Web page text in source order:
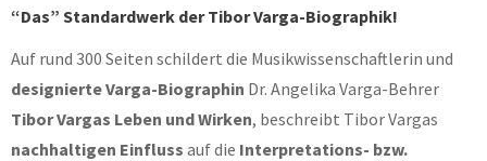
“Das” Standardwerk der Tibor Varga-Biographik!
Auf rund 300 Seiten schildert die Musikwissenschaftlerin und
designierte Varga-Biographin Dr. Angelika Varga-Behrer
Tibor Vargas Leben und Wirken, beschreibt Tibor Vargas
nachhaltigen Einfluss auf die Interpretations- bzw.